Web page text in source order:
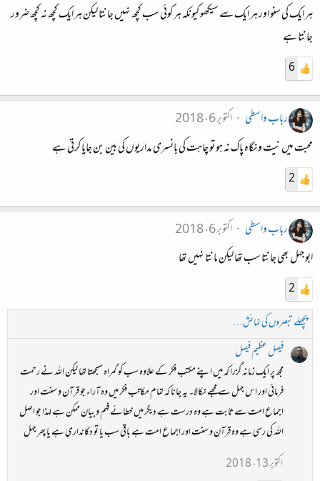
ہر ایک کی سنو اور ہر ایک سے سیکھو کیونکہ ہر کوئی سب کچھ نہیں جانتا لیکن ہر ایک کچھ نہ کچھ ضرور
جانتا ہے
6
رباب واسطی
اکتوبر 6، 2018
محبت میں نیت و نگاہ پاک نہ ہو تو چاہت کی بانسری مداریوں کی بین بن جایا کرتی ہے
2
رباب واسطی
اکتوبر 6، 2018
ابو جہل بھی جانتا سب تھا لیکن مانتا نہیں تھا
2
پچھلے تبصروں کی نمائش…
فیصل عظیم فیصل
مجھ پر ایک زمانہ گزرا کہ میں اپنے مکتب فکر کے علاوہ سب کو گمراہ سمجھتا تھا لیکن اللہ نے رحمت
فرمائی اور اس جہل سے مجھے نکالا۔ یہ جانا کہ تمام مکاتب فکر میں وہ آراء جو قرآن و سنت اور
اجماع امت سے ثابت ہے وہ درست ہے دیگر میں خطائے فہم و بیان ممکن ہے لہذا جو اصل
اللہ کی رسی ہے وہ قرآن و سنت اور اجماع امت ہے باقی سب یا تو دکانداری ہے یا پھر جہل
اکتوبر 13، 2018